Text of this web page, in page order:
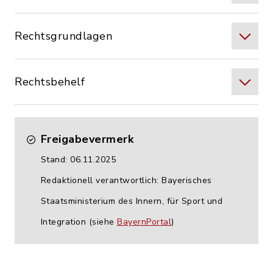
Rechtsgrundlagen
Rechtsbehelf
Freigabevermerk
Stand: 06.11.2025
Redaktionell verantwortlich: Bayerisches
Staatsministerium des Innern, für Sport und
Integration (siehe BayernPortal)